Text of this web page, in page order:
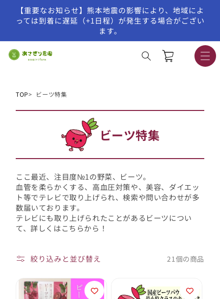
コンテンツに進む
【重要なお知らせ】熊本地震の影響により、地域によ
っては到着に遅延（+1日程）が発生する場合がござい
ます。
ー
ト
TOP ビーツ特集
コ
レ
ク
シ
ョ
ン:
ビーツ特集
ここ最近、注目度№1の野菜、ビーツ。
血管を柔らかくする、高血圧対策や、美容、ダイエッ
ト等でテレビで取り上げられ、検索や問い合わせが多
数届いております。
テレビにも取り上げられたことがあるビーツについ
て、詳しくはこちらから！
絞り込みと並び替え 21個の商品